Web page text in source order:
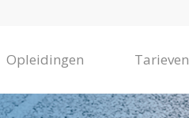
Opleidingen Tarieven